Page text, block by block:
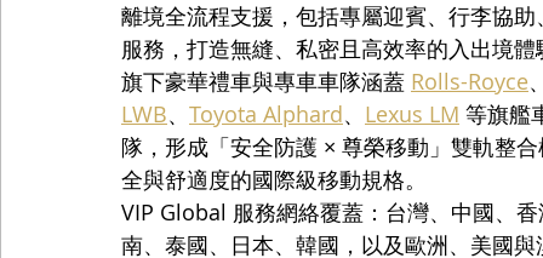
離境全流程支援，包括專屬迎賓、行李協
服務，打造無縫、私密且高效率的入出境體
旗下豪華禮車與專車車隊涵蓋 Rolls-Royce
LWB、 Toyota Alphard、 Lexus LM 等旗艦
隊，形成「安全防護 × 尊榮移動」雙軌整
全與舒適度的國際級移動規格。
VIP Global 服務網絡覆蓋：台灣、中國、
南、泰國、日本、韓國，以及歐洲、美國